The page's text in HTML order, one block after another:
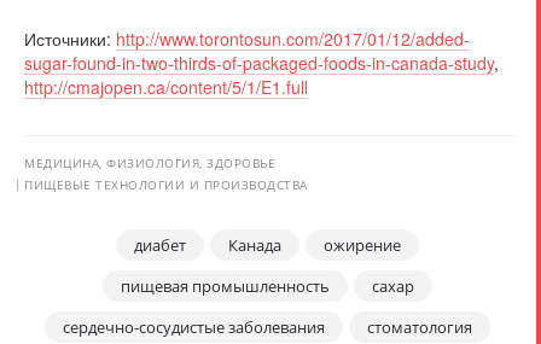
Источники: http://www.torontosun.com/2017/01/12/added-
sugar-found-in-two-thirds-of-packaged-foods-in-canada-study,
http://cmajopen.ca/content/5/1/E1.full
МЕДИЦИНА, ФИЗИОЛОГИЯ, ЗДОРОВЬЕ
ПИЩЕВЫЕ ТЕХНОЛОГИИ И ПРОИЗВОДСТВА
диабет Канада
ожирение
пищевая промышленность
сахар
сердечно-сосудистые заболевания
стоматология